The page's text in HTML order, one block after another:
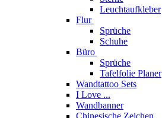
Leuchtaufkleber
Flur
Sprüche
Schuhe
Büro
Sprüche
Tafelfolie Planer
Wandtattoo Sets
I Love ...
Wandbanner
Chinesische Zeichen